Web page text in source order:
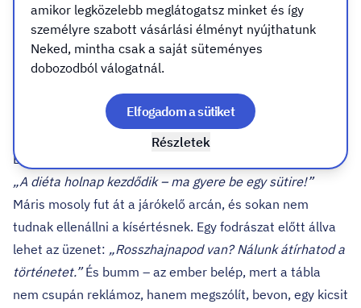
is, amikor a szél úgy dönt, hogy kisebb vihart rendez az
utcán. Nem dől el, nem repül el, hanem egyszerűen ott
marad, és teszi a dolgát: megállít.
Miért imádják a KKV-k?
Egy kávézó előtt például elegendő egy frappáns mondat:
„A diéta holnap kezdődik – ma gyere be egy sütire!”
Máris mosoly fut át a járókelő arcán, és sokan nem
tudnak ellenállni a kísértésnek. Egy fodrászat előtt állva
lehet az üzenet: „Rosszhajnapod van? Nálunk átírhatod a
történetet.”És bumm – az ember belép, mert a tábla
nem csupán reklámoz, hanem megszólít, bevon, egy kicsit
amikor legközelebb meglátogatsz minket és így
személyre szabott vásárlási élményt nyújthatunk
Neked, mintha csak a saját süteményes
dobozodból válogatnál.
Részletek
Elfogadom a sütiket